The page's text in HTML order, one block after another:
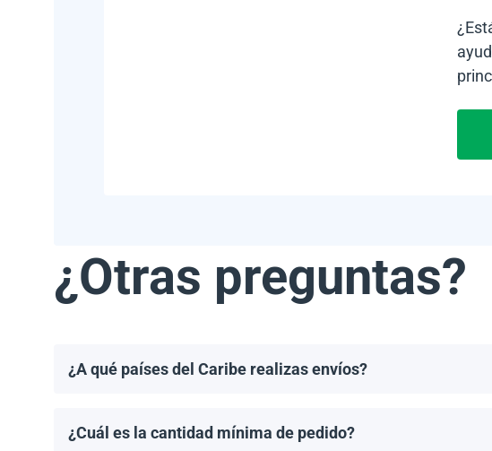
¿Otras preguntas?
¿A qué países del Caribe realizas envíos?
¿Cuál es la cantidad mínima de pedido?